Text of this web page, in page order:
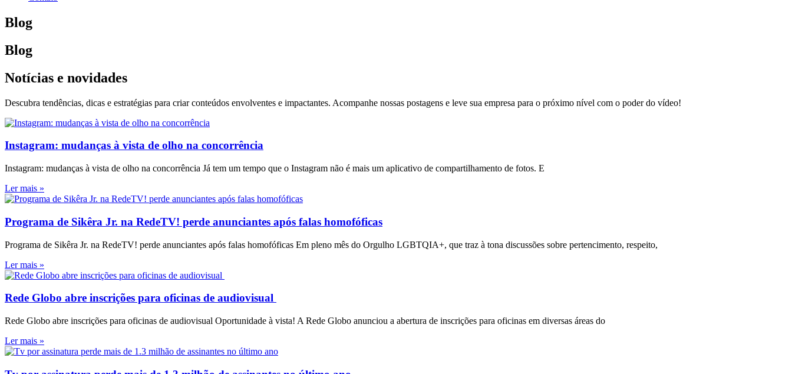
Blog
Blog
Notícias e novidades
Descubra tendências, dicas e estratégias para criar conteúdos envolventes e impactantes. Acompanhe nossas postagens e leve sua empresa para o próximo nível com o poder do vídeo!
Instagram: mudanças à vista de olho na concorrência
Instagram: mudanças à vista de olho na concorrência Já tem um tempo que o Instagram não é mais um aplicativo de compartilhamento de fotos. E
Ler mais »
Programa de Sikêra Jr. na RedeTV! perde anunciantes após falas homofóficas
Programa de Sikêra Jr. na RedeTV! perde anunciantes após falas homofóficas Em pleno mês do Orgulho LGBTQIA+, que traz à tona discussões sobre pertencimento, respeito,
Ler mais »
Rede Globo abre inscrições para oficinas de audiovisual
Rede Globo abre inscrições para oficinas de audiovisual Oportunidade à vista! A Rede Globo anunciou a abertura de inscrições para oficinas em diversas áreas do
Ler mais »